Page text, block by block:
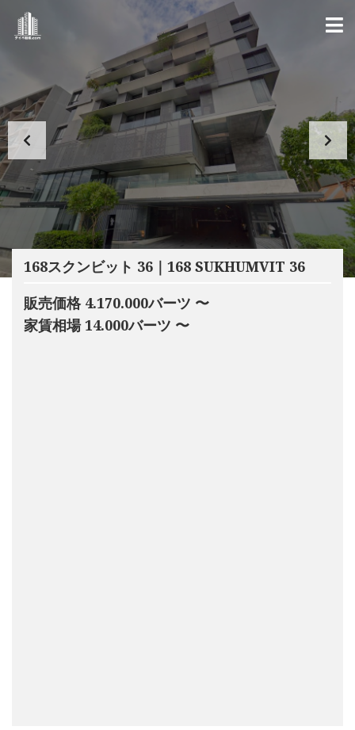
168スクンビット 36｜168 SUKHUMVIT 36
販売価格 4.170.000バーツ 〜
家賃相場 14.000バーツ 〜